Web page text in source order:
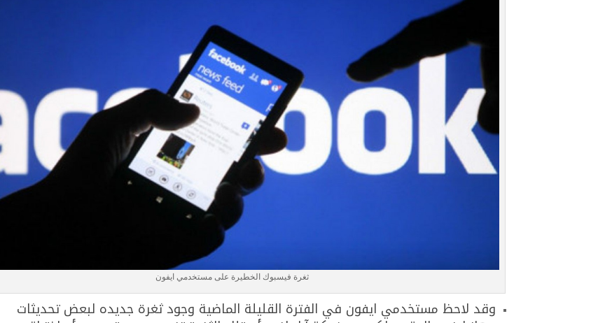
ثغرة فيسبوك الخطيرة على مستخدمي ايفون
وقد لاحظ مستخدمي ايفون في الفترة القليلة الماضية وجود ثغرة جديده لبعض تحديثات